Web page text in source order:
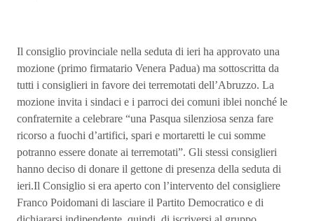
Il consiglio provinciale nella seduta di ieri ha approvato una
mozione (primo firmatario Venera Padua) ma sottoscritta da
tutti i consiglieri in favore dei terremotati dell’Abruzzo. La
mozione invita i sindaci e i parroci dei comuni iblei nonché le
confraternite a celebrare “una Pasqua silenziosa senza fare
ricorso a fuochi d’artifici, spari e mortaretti le cui somme
potranno essere donate ai terremotati”. Gli stessi consiglieri
hanno deciso di donare il gettone di presenza della seduta di
ieri.Il Consiglio si era aperto con l’intervento del consigliere
Franco Poidomani di lasciare il Partito Democratico e di